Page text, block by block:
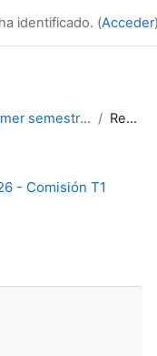
identificado. (Acceder
Física I Cibex - Primer semestre 2026 - Comisión T1 Resumen
- Comisión T1